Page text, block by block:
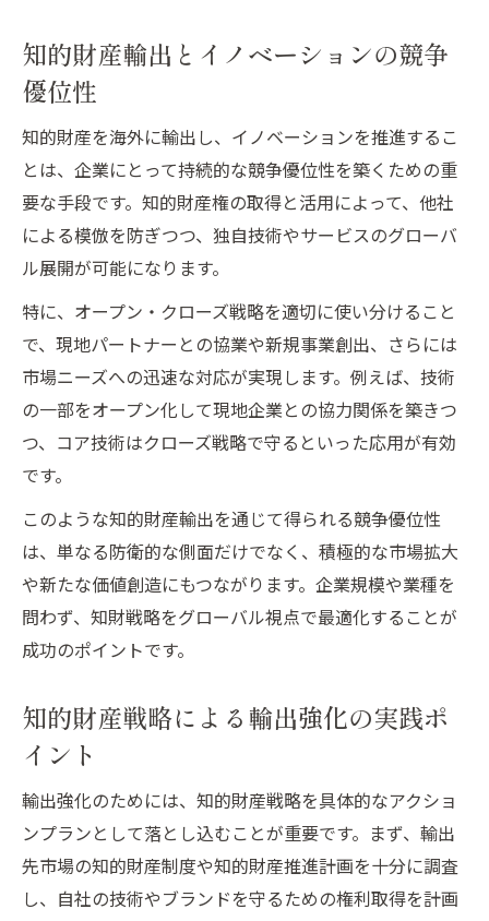
知的財産輸出とイノベーションの競争
優位性
知的財産を海外に輸出し、イノベーションを推進するこ
とは、企業にとって持続的な競争優位性を築くための重
要な手段です。知的財産権の取得と活用によって、他社
による模倣を防ぎつつ、独自技術やサービスのグローバ
ル展開が可能になります。
特に、オープン・クローズ戦略を適切に使い分けること
で、現地パートナーとの協業や新規事業創出、さらには
市場ニーズへの迅速な対応が実現します。例えば、技術
の一部をオープン化して現地企業との協力関係を築きつ
つ、コア技術はクローズ戦略で守るといった応用が有効
です。
このような知的財産輸出を通じて得られる競争優位性
は、単なる防衛的な側面だけでなく、積極的な市場拡大
や新たな価値創造にもつながります。企業規模や業種を
問わず、知財戦略をグローバル視点で最適化することが
成功のポイントです。
知的財産戦略による輸出強化の実践ポ
イント
輸出強化のためには、知的財産戦略を具体的なアクショ
ンプランとして落とし込むことが重要です。まず、輸出
先市場の知的財産制度や知的財産推進計画を十分に調査
し、自社の技術やブランドを守るための権利取得を計画